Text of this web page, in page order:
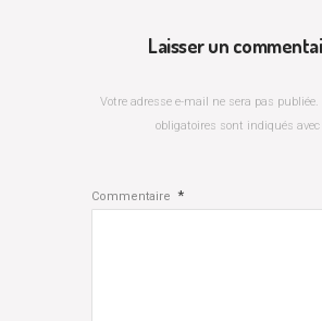
Laisser un
Votre adresse e-mail ne sera pas publiée.
obligatoires sont indiqués avec
Commentaire *